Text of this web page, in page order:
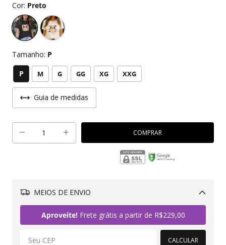
Cor: Preto
Tamanho: P
P M G GG XG XXG
Guia de medidas
MEIOS DE ENVIO
Aproveite!Frete grátis a partir de R$229,00
CALCULAR